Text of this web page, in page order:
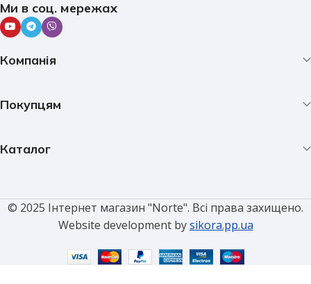
Ми в соц. мережах
Компанія
Покупцям
Каталог
© 2025 Інтернет магазин "Norte". Всі права захищено.
Website development bysikora.pp.ua